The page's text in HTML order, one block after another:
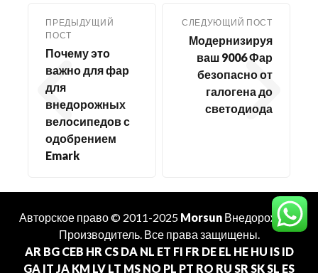
ПРЕДЫДУЩИЙ
ПОСТ
Почему это
важно для фар
для
внедорожных
велосипедов с
одобрением
Emark
СЛЕДУЮЩИЙ ПОСТ
Модернизируя
ваш 9006 Фар
безопасно от
галогена до
светодиода
Авторское право © 2011-2025 MorsunВнедорожный
Производитель. Все права защищены.
AR BG CEB HR CS DA NL ET FI FR DE EL HE HU IS ID
GA IT JA KM LV LT MS NO PL PT RO RU SR SKSL ES